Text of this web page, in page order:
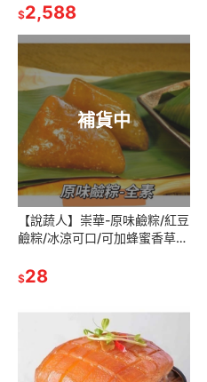
+椒鹽素排+獅子頭+冬瓜豐
$2,588
補貨中
【說蔬人】崇華-原味鹼粽/紅豆
鹼粽/冰涼可口/可加蜂蜜香草冰
素食粽子/素粽/崇華/粽子
$28